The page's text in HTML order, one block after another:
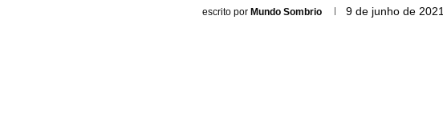
escrito por Mundo Sombrio 9 de junho de 2021